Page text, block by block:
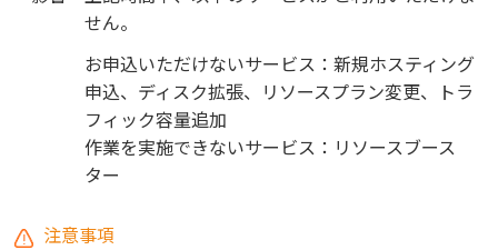
せん。
お申込いただけないサービス：新規ホスティング
申込、ディスク拡張、リソースプラン変更、トラ
フィック容量追加
作業を実施できないサービス：リソースブース
ター
注意事項